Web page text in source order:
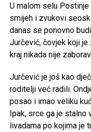
U malom selu Postinje
smijeh i zvukovi
danas se ponovno
Jurčević, čovjek koji
kraj nikada nije
Jurčević je još kao
roditelji već radili.
posao i imao veliku
Ipak, srce ga je stalno
livadama po kojima je